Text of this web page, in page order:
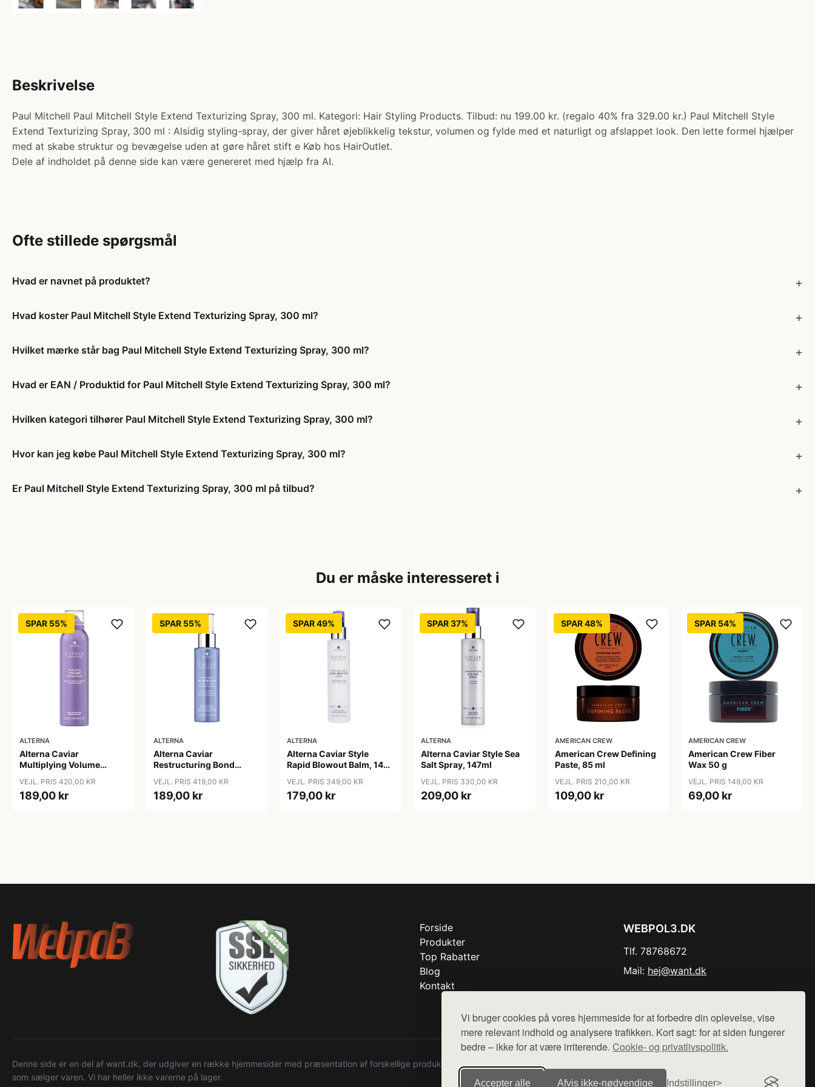
Vi bruger cookies på vores hjemmeside for at forbedre din oplevelse, vise
mere relevant indhold og analysere trafikken. Kort sagt: for at siden fungerer
bedre – ikke for at være irriterende. Cookie- og privatlivspolitik.
Accepter alle Afvis ikke‑nødvendige Indstillinger
Beskrivelse
Paul Mitchell Paul Mitchell Style Extend Texturizing Spray, 300 ml. Kategori: Hair Styling Products. Tilbud: nu 199.00 kr. (regalo 40% fra 329.00 kr.) Paul Mitchell Style
Extend Texturizing Spray, 300 ml : Alsidig styling-spray, der giver håret øjeblikkelig tekstur, volumen og fylde med et naturligt og afslappet look. Den lette formel hjælper
med at skabe struktur og bevægelse uden at gøre håret stift e Køb hos HairOutlet.
Dele af indholdet på denne side kan være genereret med hjælp fra AI.
Ofte stillede spørgsmål
Hvad er navnet på produktet?
Hvad koster Paul Mitchell Style Extend Texturizing Spray, 300 ml?
Hvilket mærke står bag Paul Mitchell Style Extend Texturizing Spray, 300 ml?
Hvad er EAN / Produktid for Paul Mitchell Style Extend Texturizing Spray, 300 ml?
Hvilken kategori tilhører Paul Mitchell Style Extend Texturizing Spray, 300 ml?
Hvor kan jeg købe Paul Mitchell Style Extend Texturizing Spray, 300 ml?
Er Paul Mitchell Style Extend Texturizing Spray, 300 ml på tilbud?
Du er måske interesseret i
SPAR 55%
ALTERNA
Alterna Caviar
Multiplying Volume
VEJL. PRIS 420,00 KR
189,00 kr
SPAR 55%
ALTERNA
Alterna Caviar
Restructuring Bond
Protection Spray, 125 ml
VEJL. PRIS 419,00 KR
189,00 kr
SPAR 49%
ALTERNA
Alterna Caviar Style
Rapid Blowout Balm, 147
VEJL. PRIS 349,00 KR
179,00 kr
SPAR 37%
ALTERNA
Alterna Caviar Style Sea
Salt Spray, 147ml
VEJL. PRIS 330,00 KR
209,00 kr
SPAR 48%
AMERICAN CREW
American Crew Defining
Paste, 85 ml
VEJL. PRIS 210,00 KR
109,00 kr
SPAR 54%
AMERICAN CREW
American Crew Fiber
Wax 50 g
VEJL. PRIS 149,00 KR
69,00 kr
Forside
Produkter
Top Rabatter
Blog
Kontakt
WEBPOL3.DK
Tlf. 78768672
Mail: hej@want.dk
Denne side er en del af want.dk, der udgiver en række hjemmesider med præsentation af forskellige produkter fra diverse webshops. Der sælges ikke varer fra denne side - vi henviser til de shops,
som sælger varen. Vi har heller ikke varerne på lager.